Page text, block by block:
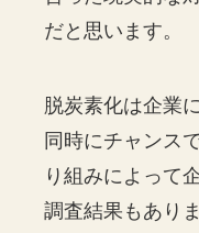
だと思います。
脱炭素化は企業
同時にチャンス
り組みによって
調査結果もあり